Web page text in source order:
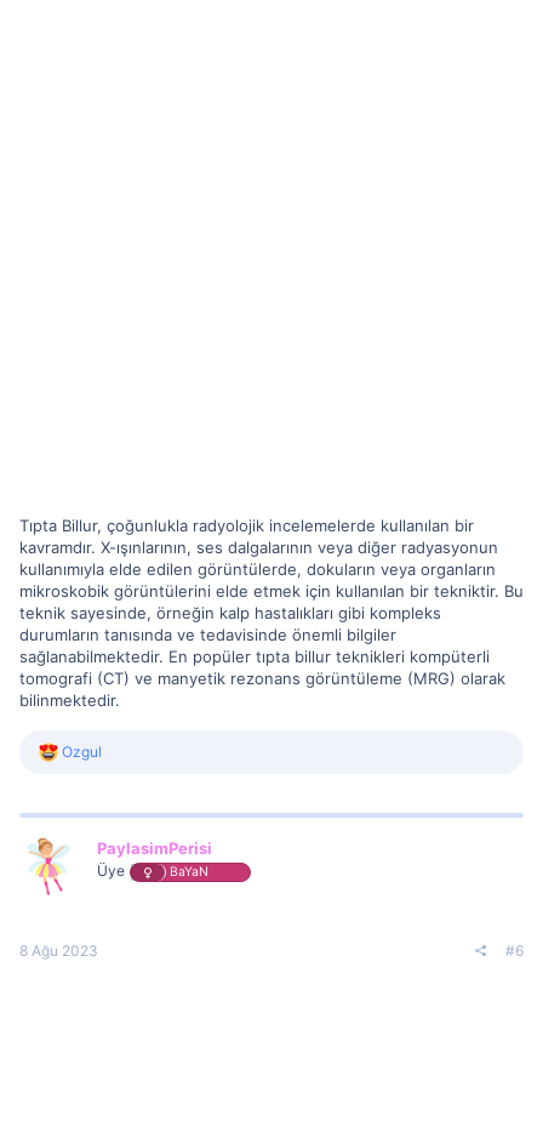
Tıpta Billur, çoğunlukla radyolojik incelemelerde kullanılan bir
kavramdır. X-ışınlarının, ses dalgalarının veya diğer radyasyonun
kullanımıyla elde edilen görüntülerde, dokuların veya organların
mikroskobik görüntülerini elde etmek için kullanılan bir tekniktir. Bu
teknik sayesinde, örneğin kalp hastalıkları gibi kompleks
durumların tanısında ve tedavisinde önemli bilgiler
sağlanabilmektedir. En popüler tıpta billur teknikleri kompüterli
tomografi (CT) ve manyetik rezonans görüntüleme (MRG) olarak
bilinmektedir.
R
i
o
n
Ozgul
PaylasimPerisi
Üye BaYaN
8 Ağu 2023 #6